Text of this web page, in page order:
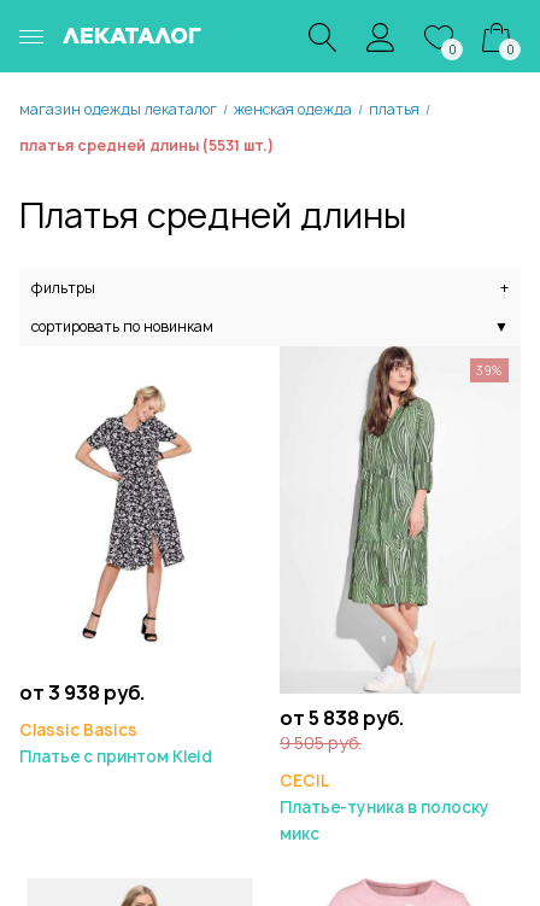
ЛЕКАТАЛОГ
0 0
магазин одежды лекаталог / женская одежда / платья /
платья средней длины (5531 шт.)
Платья средней длины
фильтры
+
сортировать по новинкам
▼
от 3 938 руб.
Classic Basics
Платье с принтом Kleid
от 5 838 руб.
9 505 руб.
CECIL
Платье-туника в полоску
микс
39%